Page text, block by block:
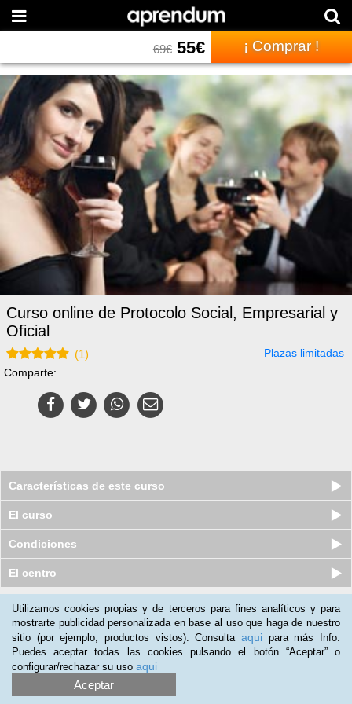
69€55€ ¡ Comprar !
Curso online de Protocolo Social, Empresarial y
Oficial
(1)
Plazas limitadas
Comparte:
Características de este curso
El curso
Condiciones
El centro
Nuestros clientes opinan:
Maria Rios(29-04-2015)
el curso de protocolo social lo pondre en practica siempre que
tenga ocasion y ademas en mi curriculum
Utilizamos cookies propias y de terceros para fines analíticos y para
mostrarte publicidad personalizada en base al uso que haga de nuestro
sitio (por ejemplo, productos vistos). Consulta aqui para más Info.
Puedes aceptar todas las cookies pulsando el botón “Aceptar” o
configurar/rechazar su uso aqui
Aceptar